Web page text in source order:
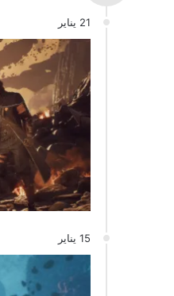
21 يناير
15 يناير